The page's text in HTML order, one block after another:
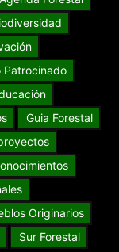
Patrocinado
Guia Forestal
Originarios
Sur Forestal